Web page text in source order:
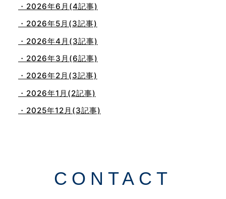
・2026年6月(4記事)
・2026年5月(3記事)
・2026年4月(3記事)
・2026年3月(6記事)
・2026年2月(3記事)
・2026年1月(2記事)
・2025年12月(3記事)
・2025年8月(2記事)
CONTACT